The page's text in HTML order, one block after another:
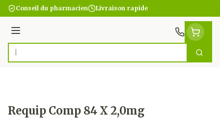
Aller au contenu
Conseil du pharmacien Livraison rapide
Menu
Rechercher
Requip Comp 84 X 2,0mg